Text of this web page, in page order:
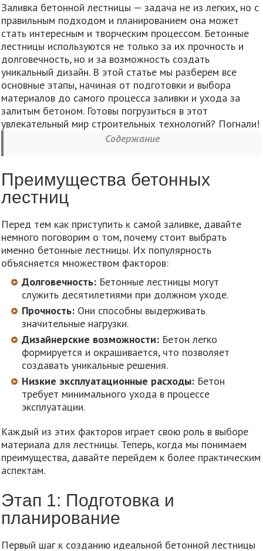
Заливка бетонной лестницы — задача не из легких, но с
правильным подходом и планированием она может
стать интересным и творческим процессом. Бетонные
лестницы используются не только за их прочность и
долговечность, но и за возможность создать
уникальный дизайн. В этой статье мы разберем все
основные этапы, начиная от подготовки и выбора
материалов до самого процесса заливки и ухода за
залитым бетоном. Готовы погрузиться в этот
увлекательный мир строительных технологий? Погнали!
Содержание
Преимущества бетонных
лестниц
Перед тем как приступить к самой заливке, давайте
немного поговорим о том, почему стоит выбрать
именно бетонные лестницы. Их популярность
объясняется множеством факторов:
Долговечность: Бетонные лестницы могут
служить десятилетиями при должном уходе.
Прочность: Они способны выдерживать
значительные нагрузки.
Дизайнерские возможности: Бетон легко
формируется и окрашивается, что позволяет
создавать уникальные решения.
Низкие эксплуатационные расходы: Бетон
требует минимального ухода в процессе
эксплуатации.
Каждый из этих факторов играет свою роль в выборе
материала для лестницы. Теперь, когда мы понимаем
преимущества, давайте перейдем к более практическим
аспектам.
Этап 1: Подготовка и
планирование
Первый шаг к созданию идеальной бетонной лестницы